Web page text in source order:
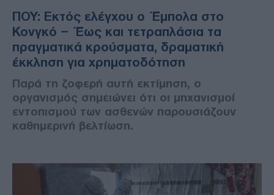
ΠΟΥ: Εκτός ελέγχου ο Έμπολα στο
Κονγκό – Έως και τετραπλάσια τα
πραγματικά κρούσματα, δραματική
έκκληση για χρηματοδότηση
Παρά τη ζοφερή αυτή εκτίμηση, ο
οργανισμός σημειώνει ότι οι μηχανισμοί
εντοπισμού των ασθενών παρουσιάζουν
καθημερινή βελτίωση.